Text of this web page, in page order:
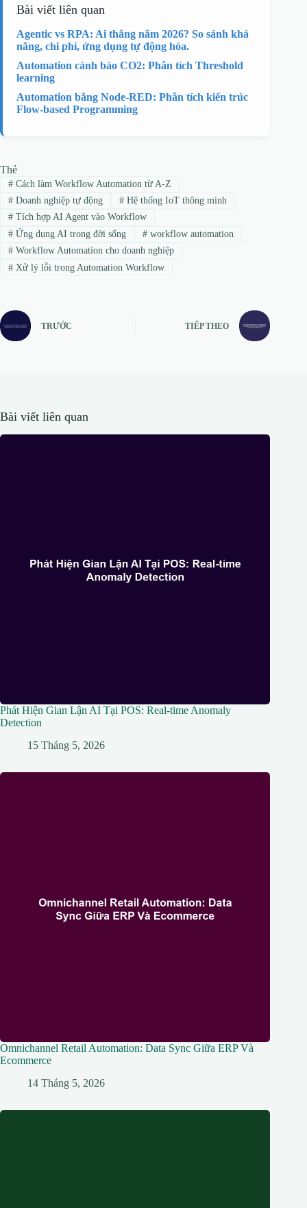
Bài viết liên quan
Agentic vs RPA: Ai thắng năm 2026? So sánh khả
năng, chi phí, ứng dụng tự động hóa.
Automation cảnh báo CO2: Phân tích Threshold
learning
Automation bằng Node-RED: Phân tích kiến trúc
Flow-based Programming
Thẻ
#Cách làm Workflow Automation từ A-Z
#Doanh nghiệp tự động #Hệ thống IoT thông minh
#Tích hợp AI Agent vào Workflow
#Ứng dụng AI trong đời sống #workflow automation
#Workflow Automation cho doanh nghiệp
#Xử lý lỗi trong Automation Workflow
TRƯỚC TIẾP THEO
Bài viết liên quan
Phát Hiện Gian Lận AI Tại POS: Real-time Anomaly
Detection
15 Tháng 5, 2026
Omnichannel Retail Automation: Data Sync Giữa ERP Và
Ecommerce
14 Tháng 5, 2026